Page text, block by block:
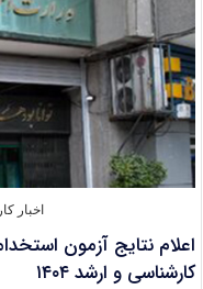
اخبار
اعلام نتایج آزمون
کارشناسی و ارشد ۱۴۰۴